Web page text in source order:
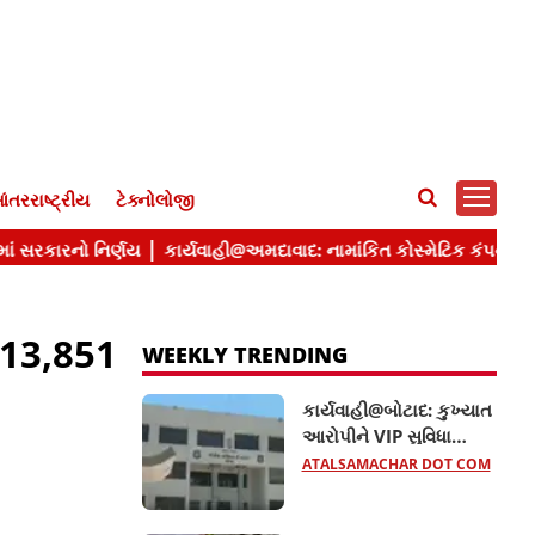
ટેક્નોલોજી
WEEKLY TRENDING
કાર્યવાહી@બોટાદ: કુખ્યાત
આરોપીને VIP સુવિધા
આપતા બે કોન્સ્ટેબલ
ATALSAMACHAR DOT COM